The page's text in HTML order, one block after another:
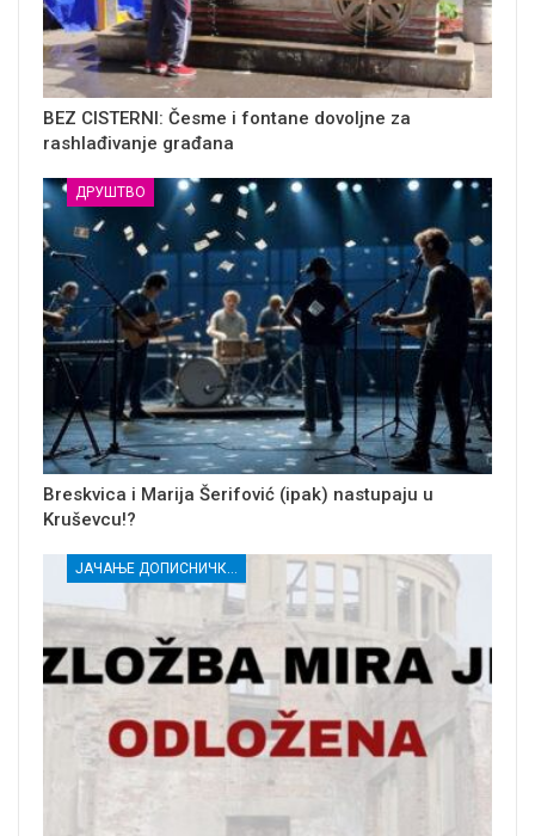
BEZ CISTERNI: Česme i fontane dovoljne za
rashlađivanje građana
ДРУШТВО
Breskvica i Marija Šerifović (ipak) nastupaju u
Kruševcu!?
ЈАЧАЊЕ ДОПИСНИЧКЕ МРЕЖЕ НЕЗАВИСНИХ МЕДИЈА У РАСИНСКОМ ОКРУГУ